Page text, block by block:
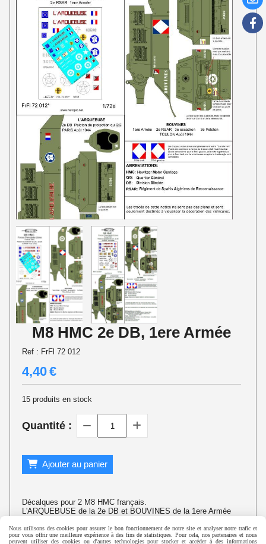
M8 HMC 2e DB, 1ere Armée
Ref : FrFl 72 012
4,40€
15 produits en stock
Quantité :
Ajouter au panier
Décalques pour 2 M8 HMC français.
L'ARQUEBUSE de la 2e DB et BOUVINES de la 1ere Armée
Nous utilisons des cookies pour assurer le bon fonctionnement de notre site et analyser notre trafic et
pour vous offrir une meilleure expérience à des fins de statistiques. Pour cela, nos partenaires et nous
peuvent utiliser des cookies ou d'autres technologies pour stocker et accéder à des informations